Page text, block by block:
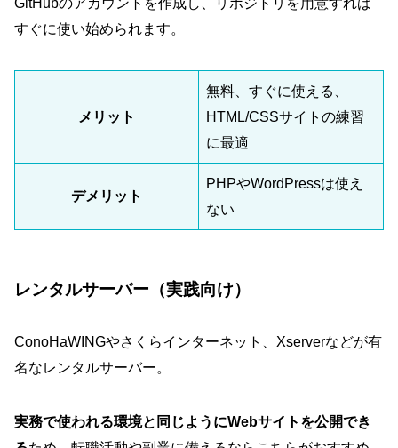
GitHubのアカウントを作成し、リポジトリを用意すれば
すぐに使い始められます。
メリット
無料、すぐに使える、
HTML/CSSサイトの練習
に最適
デメリット
PHPやWordPressは使え
ない
レンタルサーバー（実践向け）
ConoHaWINGやさくらインターネット、Xserverなどが有
名なレンタルサーバー。
実務で使われる環境と同じようにWebサイトを公開でき